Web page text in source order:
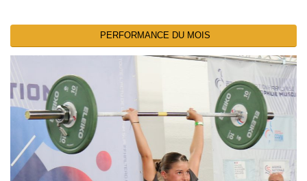
PERFORMANCE DU MOIS